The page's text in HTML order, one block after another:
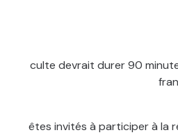
culte devrait durer 90
êtes invités à participer à la